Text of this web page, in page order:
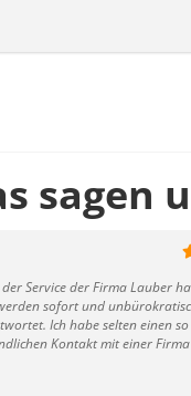
sagen
Service der Firma Lauber
sofort und
Ich habe selten einen so
Kontakt mit einer